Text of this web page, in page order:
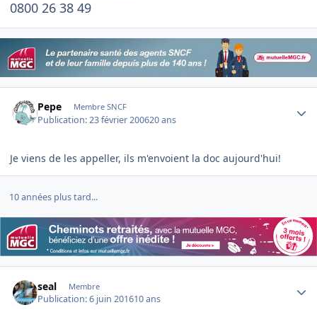
0800 26 38 49
Pepe Membre SNCF
Publication:23 février 200620 ans
Je viens de les appeller, ils m'envoient la doc aujourd'hui!
10 années plus tard...
seal Membre
Publication:6 juin 201610 ans